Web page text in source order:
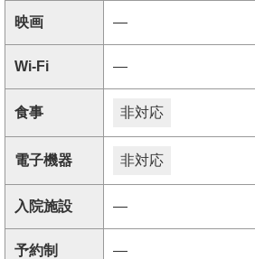
映画 ―
Wi-Fi ―
食事 非対応
電子機器 非対応
入院施設 ―
予約制 ―